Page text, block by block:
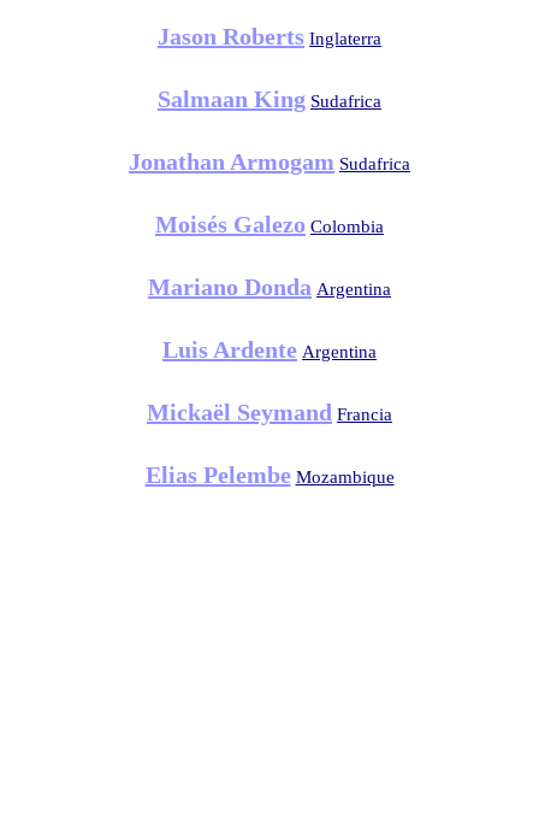
Jason Roberts Inglaterra
Salmaan King Sudafrica
Jonathan Armogam Sudafrica
Moisés Galezo Colombia
Mariano Donda Argentina
Luis Ardente Argentina
Mickaël Seymand Francia
Elias Pelembe Mozambique